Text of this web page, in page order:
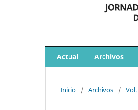
Actual Archivos
Inicio / Archivos /